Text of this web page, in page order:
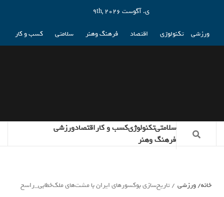
ی. آگوست 9th, 2026
ورزشی تکنولوژی اقتصاد فرهنگ وهنر سلامتی کسب و کار
سلامتیتکنولوژیکسب و کاراقتصادورزشی
فرهنگ وهنر
خانه ورزشی تاریخ‌سازی بوکسورهای ایران با مشت‌های ملک‌خطابی_راسخ